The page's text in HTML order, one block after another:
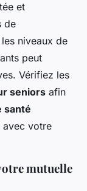
et
de
niveaux de
peut
Vérifiez les
seniors afin
santé
avec votre
mutuelle